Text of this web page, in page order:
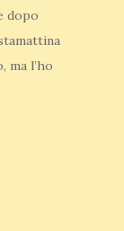
dopo
ma l’ho